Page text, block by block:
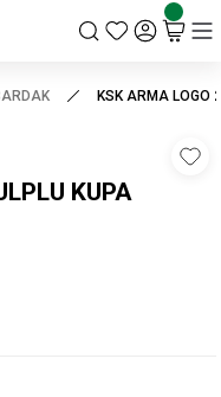
KSK ARMA LOGO
KUPA